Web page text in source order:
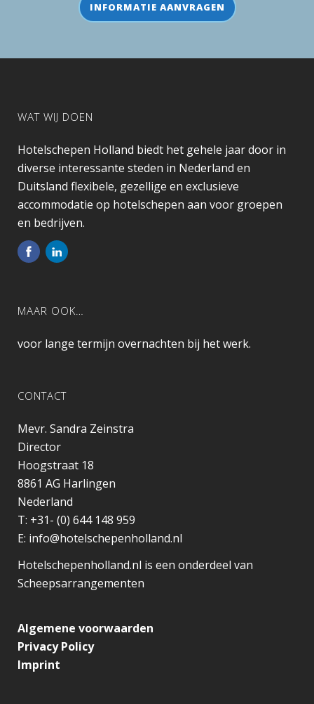
INFORMATIE AANVRAGEN
WAT WIJ DOEN
Hotelschepen Holland biedt het gehele jaar door in
diverse interessante steden in Nederland en
Duitsland flexibele, gezellige en exclusieve
accommodatie op hotelschepen aan voor groepen
en bedrijven.
MAAR OOK…
voor lange termijn overnachten bij het werk.
CONTACT
Mevr. Sandra Zeinstra
Director
Hoogstraat 18
8861 AG Harlingen
Nederland
T: +31- (0) 644 148 959
E: info@hotelschepenholland.nl
Hotelschepenholland.nl is een onderdeel van
Scheepsarrangementen
Algemene voorwaarden
Privacy Policy
Imprint